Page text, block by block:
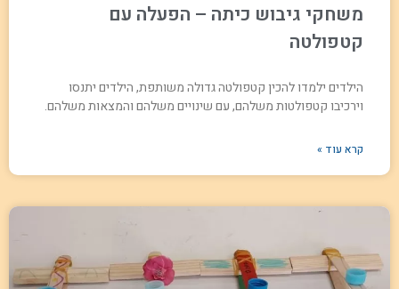
משחקי גיבוש כיתה – הפעלה עם
קטפולטה
הילדים ילמדו להכין קטפולטה גדולה משותפת, הילדים יתנסו
וירכיבו קטפולטות משלהם, עם שינויים משלהם והמצאות משלהם.
קרא עוד »